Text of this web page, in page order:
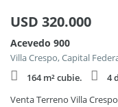
USD 320.000
Acevedo 900
Villa Crespo, Capital
164 m² cubie.
4
Venta Terreno Villa